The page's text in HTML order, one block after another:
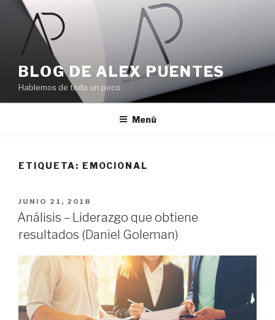
contenido
BLOG DE ALEX PUENTES
Hablemos de todo un poco
Menú
ETIQUETA: EMOCIONAL
PUBLICADO
EL
JUNIO 21, 2018
Análisis – Liderazgo que obtiene
resultados (Daniel Goleman)